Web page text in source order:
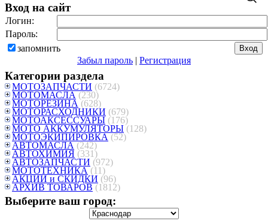
Вход на сайт
Логин:
Пароль:
запомнить
Забыл пароль | Регистрация
Категории раздела
МОТОЗАПЧАСТИ (6724)
МОТОМАСЛА (230)
МОТОРЕЗИНА (628)
МОТОРАСХОДНИКИ (679)
МОТОАКСЕССУАРЫ (176)
МОТО АККУМУЛЯТОРЫ (128)
МОТОЭКИПИРОВКА (52)
АВТОМАСЛА (242)
АВТОХИМИЯ (331)
АВТОЗАПЧАСТИ (972)
МОТОТЕХНИКА (11)
АКЦИИ и СКИДКИ (96)
АРХИВ ТОВАРОВ (1812)
Выберите ваш город: